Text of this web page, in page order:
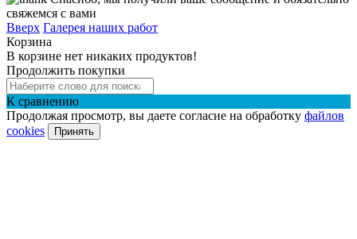
свяжемся с вами
Вверх Галерея наших работ
Корзина
В корзине нет никаких продуктов!
Продолжить покупки
К сравнению
Продолжая просмотр, вы даете согласие на обработку файлов
cookies
Принять